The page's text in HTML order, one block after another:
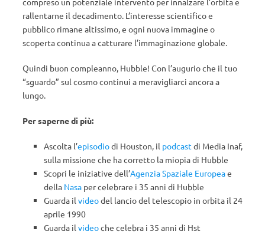
rallentarne il decadimento. L’interesse scientifico e
pubblico rimane altissimo, e ogni nuova immagine o
scoperta continua a catturare l’immaginazione globale.
Quindi buon compleanno, Hubble! Con l’augurio che il tuo
“sguardo” sul cosmo continui a meravigliarci ancora a
lungo.
Per saperne di più:
Ascolta l’episodiodi Houston, il podcast di Media Inaf,
sulla missione che ha corretto la miopia di Hubble
Scopri le iniziative dell’Agenzia Spaziale Europeae
della Nasa per celebrare i 35 anni di Hubble
Guarda il videodel lancio del telescopio in orbita il 24
aprile 1990
Guarda il videoche celebra i 35 anni di Hst